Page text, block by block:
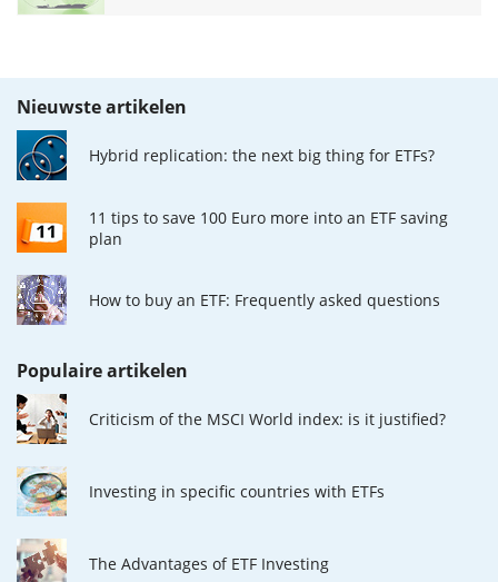
Nieuwste artikelen
Hybrid replication: the next big thing for ETFs?
11 tips to save 100 Euro more into an ETF saving
plan
How to buy an ETF: Frequently asked questions
Populaire artikelen
Criticism of the MSCI World index: is it justified?
Investing in specific countries with ETFs
The Advantages of ETF Investing